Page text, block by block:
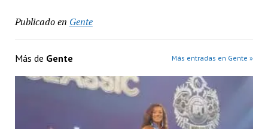
Publicado en Gente
Más de Gente Más entradas en Gente »